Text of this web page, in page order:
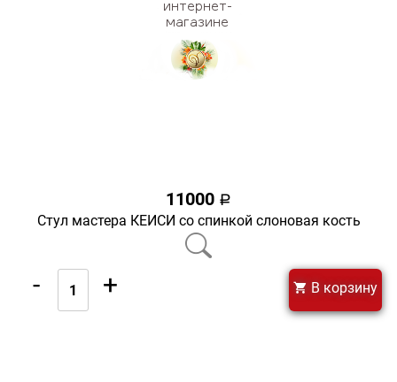
11000 a
Стул мастера КЕЙСИ со спинкой слоновая кость
- + В корзину